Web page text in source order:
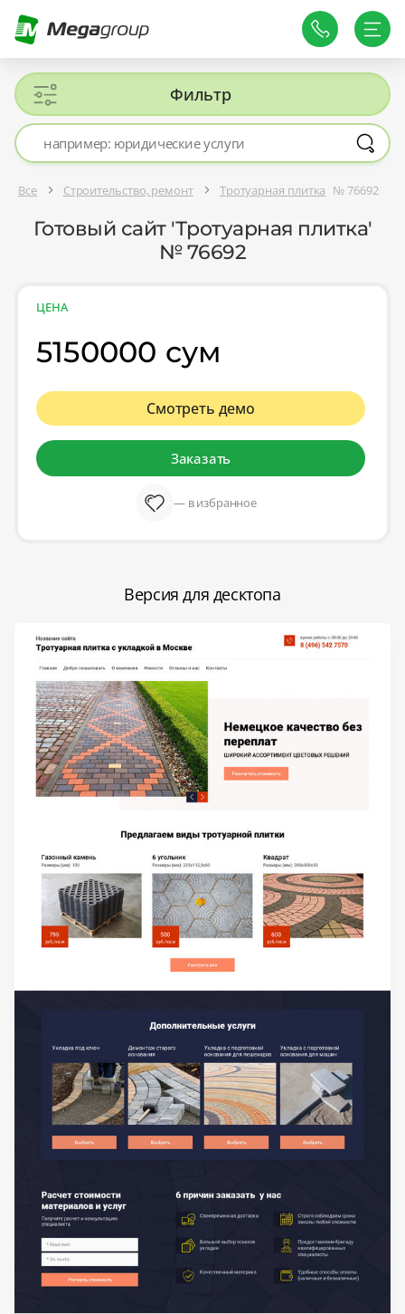
Фильтр
Все Строительство, ремонт Тротуарная плитка № 76692
Готовый сайт 'Тротуарная плитка'
№ 76692
ЦЕНА
5150000 сум
Смотреть демо
Заказать
— в избранное
Версия для десктопа